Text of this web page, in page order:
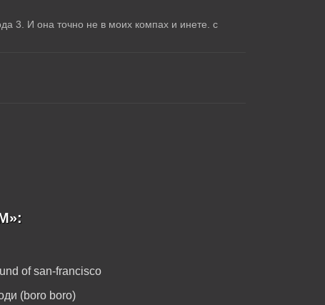
3. И она точно не в моих компах и инете. с
of san-francisco
(boro boro)